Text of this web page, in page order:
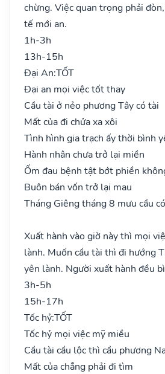
chừng. Việc quan trọng phải
tế mới an.
1h-3h
13h-15h
Đại An:TỐT
Đại an mọi việc tốt thay
Cầu tài ở nẻo phương Tây có tài
Mất của đi chửa xa xôi
Tình hình gia trạch ấy thời bình
Hành nhân chưa trở lại miền
Ốm đau bệnh tật bớt phiền
Buôn bán vốn trở lại mau
Tháng Giêng tháng 8 mưu cầu
Xuất hành vào giờ này thì mọi
lành. Muốn cầu tài thì đi hướng
yên lành. Người xuất hành đều
3h-5h
15h-17h
Tốc hỷ:TỐT
Tốc hỷ mọi việc mỹ miều
Cầu tài cầu lộc thì cầu phương
Mất của chẳng phải đi tìm